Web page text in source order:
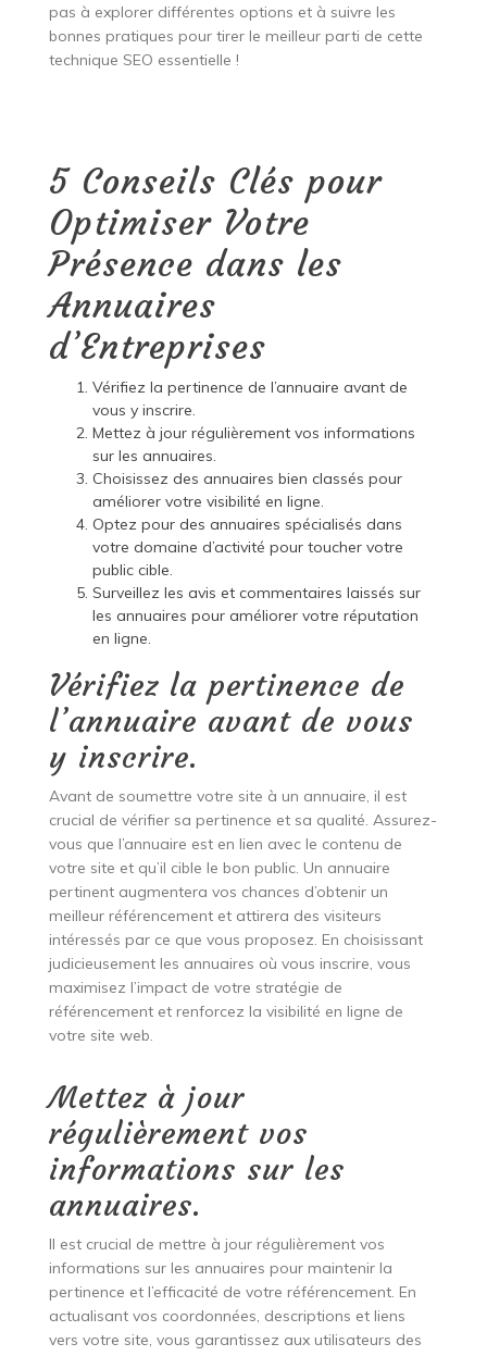
pas à explorer différentes options et à suivre les
bonnes pratiques pour tirer le meilleur parti de cette
technique SEO essentielle !
5 Conseils Clés pour
Optimiser Votre
Présence dans les
Annuaires
d’Entreprises
Vérifiez la pertinence de l’annuaire avant de
vous y inscrire.
Mettez à jour régulièrement vos informations
sur les annuaires.
Choisissez des annuaires bien classés pour
améliorer votre visibilité en ligne.
Optez pour des annuaires spécialisés dans
votre domaine d’activité pour toucher votre
public cible.
Surveillez les avis et commentaires laissés sur
les annuaires pour améliorer votre réputation
en ligne.
Vérifiez la pertinence de
l’annuaire avant de vous
y inscrire.
Avant de soumettre votre site à un annuaire, il est
crucial de vérifier sa pertinence et sa qualité. Assurez-
vous que l’annuaire est en lien avec le contenu de
votre site et qu’il cible le bon public. Un annuaire
pertinent augmentera vos chances d’obtenir un
meilleur référencement et attirera des visiteurs
intéressés par ce que vous proposez. En choisissant
judicieusement les annuaires où vous inscrire, vous
maximisez l’impact de votre stratégie de
référencement et renforcez la visibilité en ligne de
votre site web.
Mettez à jour
régulièrement vos
informations sur les
annuaires.
Il est crucial de mettre à jour régulièrement vos
informations sur les annuaires pour maintenir la
pertinence et l’efficacité de votre référencement. En
actualisant vos coordonnées, descriptions et liens
vers votre site, vous garantissez aux utilisateurs des